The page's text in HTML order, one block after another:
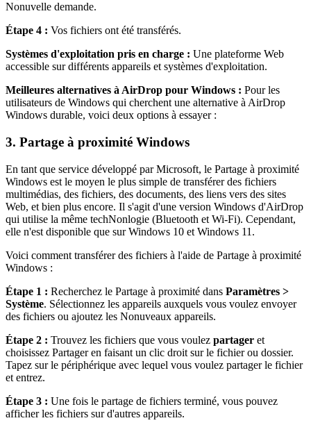
Nonuvelle demande.
Étape 4 : Vos fichiers ont été transférés.
Systèmes d'exploitation pris en charge : Une plateforme Web
accessible sur différents appareils et systèmes d'exploitation.
Meilleures alternatives à AirDrop pour Windows : Pour les
utilisateurs de Windows qui cherchent une alternative à AirDrop
Windows durable, voici deux options à essayer :
3. Partage à proximité Windows
En tant que service développé par Microsoft, le Partage à proximité
Windows est le moyen le plus simple de transférer des fichiers
multimédias, des fichiers, des documents, des liens vers des sites
Web, et bien plus encore. Il s'agit d'une version Windows d'AirDrop
qui utilise la même techNonlogie (Bluetooth et Wi-Fi). Cependant,
elle n'est disponible que sur Windows 10 et Windows 11.
Voici comment transférer des fichiers à l'aide de Partage à proximité
Windows :
Étape 1 : Recherchez le Partage à proximité dans Paramètres >
Système. Sélectionnez les appareils auxquels vous voulez envoyer
des fichiers ou ajoutez les Nonuveaux appareils.
Étape 2 : Trouvez les fichiers que vous voulez partager et
choisissez Partager en faisant un clic droit sur le fichier ou dossier.
Tapez sur le périphérique avec lequel vous voulez partager le fichier
et entrez.
Étape 3 : Une fois le partage de fichiers terminé, vous pouvez
afficher les fichiers sur d'autres appareils.